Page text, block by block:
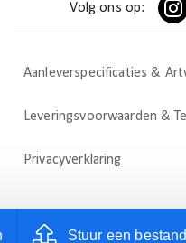
Stuur een bestand
Volg ons op:
Aanleverspecificaties &
Leveringsvoorwaarden &
Privacyverklaring